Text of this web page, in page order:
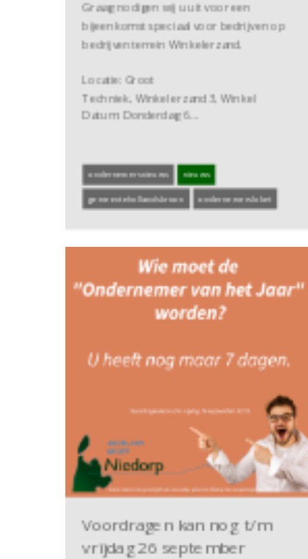
Graag nodigen wij u uit voor een
bijeenkomst speciaal voor bedrijven op
bedrijventerrein Winkelerzand.
Locatie: Groot
Techniek, Winkelerzand 3, Winkel
Datum: Donderdag 6…
ondernemersnieuws nieuws
gemeentehollandskroon ondernemersloket
Voordragen kan nog t/m
vrijdag 26 september